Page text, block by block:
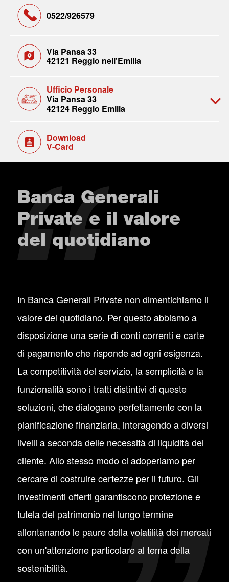
0522/926579
Via Pansa 33
42121 Reggio nell'Emilia
Ufficio Personale
Via Pansa 33
42124 Reggio Emilia
Download
V-Card
Banca Generali
Private e il valore
del quotidiano
In Banca Generali Private non dimentichiamo il
valore del quotidiano. Per questo abbiamo a
disposizione una serie di conti correnti e carte
di pagamento che risponde ad ogni esigenza.
La competitività del servizio, la semplicità e la
funzionalità sono i tratti distintivi di queste
soluzioni, che dialogano perfettamente con la
pianificazione finanziaria, interagendo a diversi
livelli a seconda delle necessità di liquidità del
cliente. Allo stesso modo ci adoperiamo per
cercare di costruire certezze per il futuro. Gli
investimenti offerti garantiscono protezione e
tutela del patrimonio nel lungo termine
allontanando le paure della volatilità dei mercati
con un'attenzione particolare al tema della
sostenibilità.